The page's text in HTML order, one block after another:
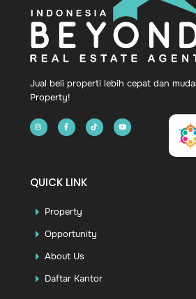
Top
Jual beli properti lebih cepat dan
Property!
QUICK LINK
Property
Opportunity
About Us
Daftar Kantor